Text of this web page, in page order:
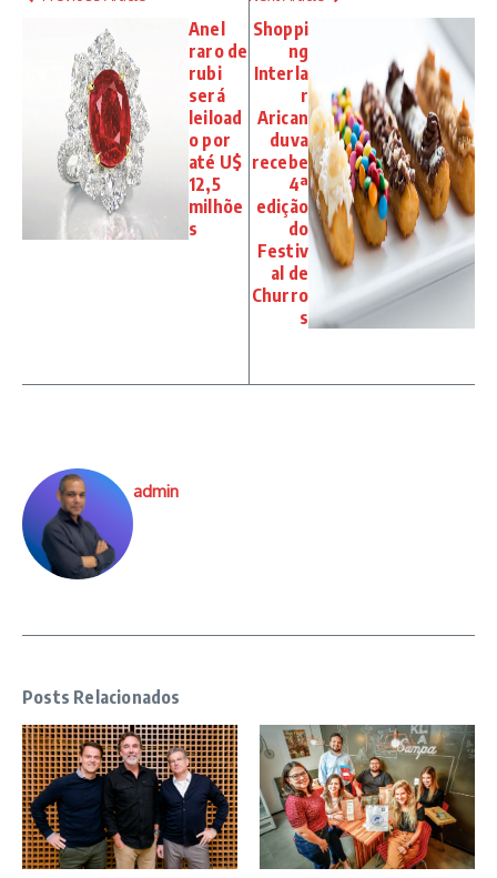
Anel
raro de
rubi
será
leiload
o por
até U$
12,5
milhõe
s
Shoppi
ng
Interla
r
Arican
duva
recebe
4ª
edição
do
Festiv
al de
Churro
s
admin
Posts Relacionados